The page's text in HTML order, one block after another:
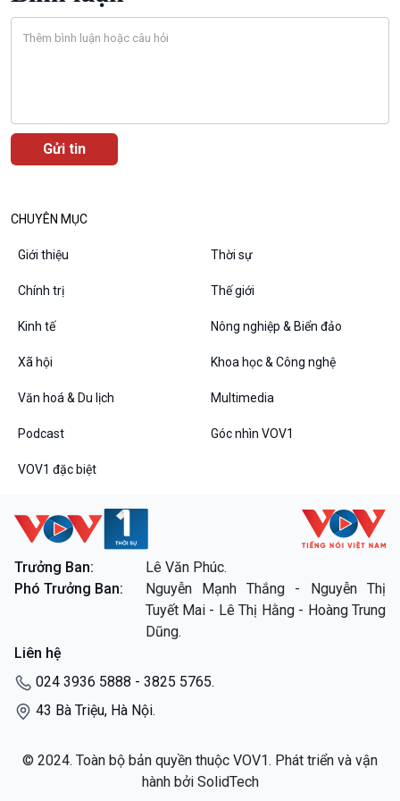
Bước chân đến trường
Tin Văn hoá & Du lịch
Chát với người nổi tiếng
Bình luận
10 phút Sự kiện - Luận bàn
Dòng chảy sự kiện
Diễn đàn chủ nhật
VOV1 đặc biệt
Thanh âm ký sự
Các chương trình đặc biệt
CHUYÊN MỤC
Giới thiệu Thời sự
Chính trị Thế giới
Kinh tế Nông nghiệp & Biển đảo
Xã hội Khoa học & Công nghệ
Văn hoá & Du lịch Multimedia
Podcast Góc nhìn VOV1
VOV1 đặc biệt
Trưởng Ban:
Lê Văn Phúc.
Phó Trưởng Ban:
Nguyễn Mạnh Thắng - Nguyễn Thị
Tuyết Mai - Lê Thị Hằng - Hoàng Trung
Dũng.
Liên hệ
024 3936 5888 - 3825 5765.
43 Bà Triệu, Hà Nội.
© 2024. Toàn bộ bản quyền thuộc VOV1. Phát triển và vận
hành bởi SolidTech